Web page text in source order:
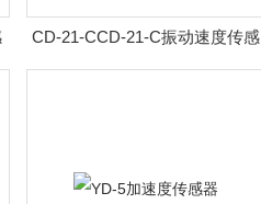
CD-21-CCD-21-C振动速度传感
器